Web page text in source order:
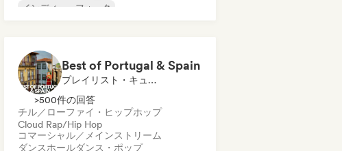
インディー・フォーク
Best of Portugal & Spain
プレイリスト・キュレーター
>500件の回答
チル／ローファイ・ヒップホップ
Cloud Rap/Hip Hop
コマーシャル／メインストリーム
ダンスホールダンス・ポップ